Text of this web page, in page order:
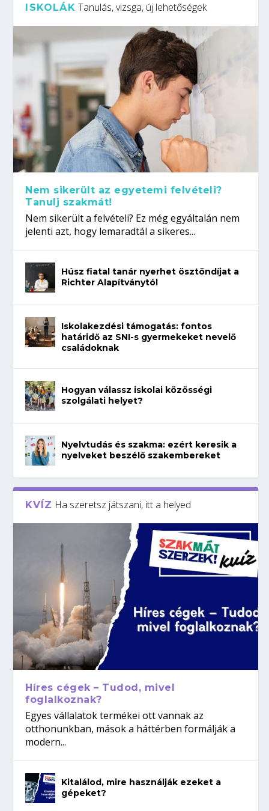
ISKOLÁK Tanulás, vizsga, új lehetőségek
Nem sikerült az egyetemi felvételi?
Tanulj szakmát!
Nem sikerült a felvételi? Ez még egyáltalán nem
jelenti azt, hogy lemaradtál a sikeres...
Húsz fiatal tanár nyerhet ösztöndíjat a
Richter Alapítványtól
Iskolakezdési támogatás: fontos
határidő az SNI-s gyermekeket nevelő
családoknak
Hogyan válassz iskolai közösségi
szolgálati helyet?
Nyelvtudás és szakma: ezért keresik a
nyelveket beszélő szakembereket
KVÍZ Ha szeretsz játszani, itt a helyed
Híres cégek – Tudod, mivel
foglalkoznak?
Egyes vállalatok termékei ott vannak az
otthonunkban, mások a háttérben formálják a
modern...
Kitalálod, mire használják ezeket a
gépeket?